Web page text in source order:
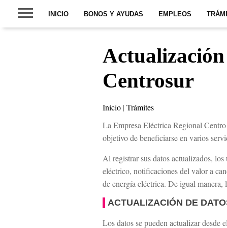
INICIO BONOS Y AYUDAS EMPLEOS
Centrosur
Inicio |Trámites
La Empresa Eléctrica Regional
objetivo de beneficiarse en varios
Al registrar sus datos actualizados,
eléctrico, notificaciones del valor a
de energía eléctrica. De igual
ACTUALIZACIÓN DE
Los datos se pueden actualizar desde